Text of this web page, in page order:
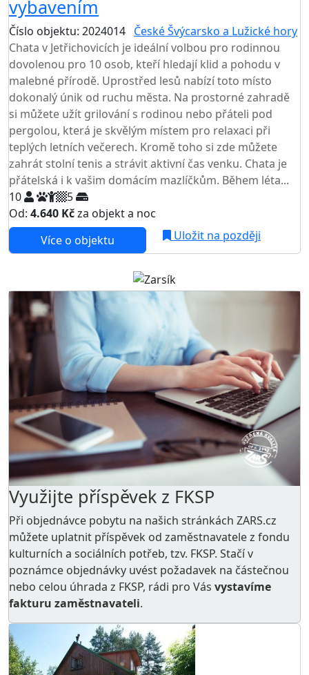
vybavením
Číslo objektu: 2024014 České Švýcarsko a Lužické hory
Chata v Jetřichovicích je ideální volbou pro rodinnou
dovolenou pro 10 osob, kteří hledají klid a pohodu v
malebné přírodě. Uprostřed lesů nabízí toto místo
dokonalý únik od ruchu města. Na prostorné zahradě
si můžete užít grilování s rodinou nebo přáteli pod
pergolou, která je skvělým místem pro relaxaci při
teplých letních večerech. Kromě toho si zde můžete
zahrát stolní tenis a strávit aktivní čas venku. Chata je
přátelská i k vašim domácím mazlíčkům. Během léta...
10
5
Od: 4.640 Kčza objekt a noc
Více o objektu
Uložit na později
Využijte příspěvek z FKSP
Při objednávce pobytu na našich stránkách ZARS.cz
můžete uplatnit příspěvek od zaměstnavatele z fondu
kulturních a sociálních potřeb, tzv. FKSP. Stačí v
poznámce objednávky uvést požadavek na částečnou
nebo celou úhrada z FKSP, rádi pro Vás vystavíme
fakturu zaměstnavateli.